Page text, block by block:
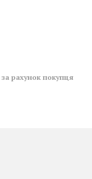
за рахунок покупця